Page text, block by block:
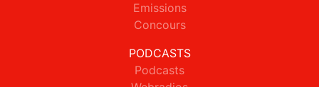
Emissions
Concours
PODCASTS
Podcasts